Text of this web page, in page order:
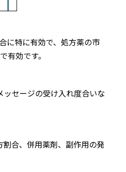
に特に有効で、処方薬の市
効です。
セージの受け入れ度合いな
合、併用薬剤、副作用の発